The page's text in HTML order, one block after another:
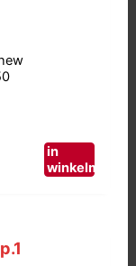
in
winkelmand